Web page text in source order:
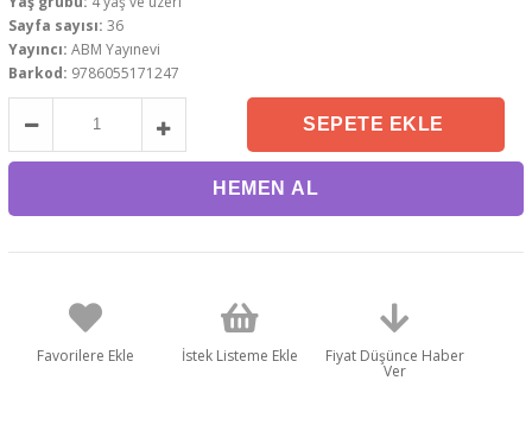
Sayfa sayısı: 36
Yayıncı: ABM Yayınevi
Barkod: 9786055171247
Favorilere Ekle İstek Listeme Ekle Fiyat Düşünce Haber
Ver